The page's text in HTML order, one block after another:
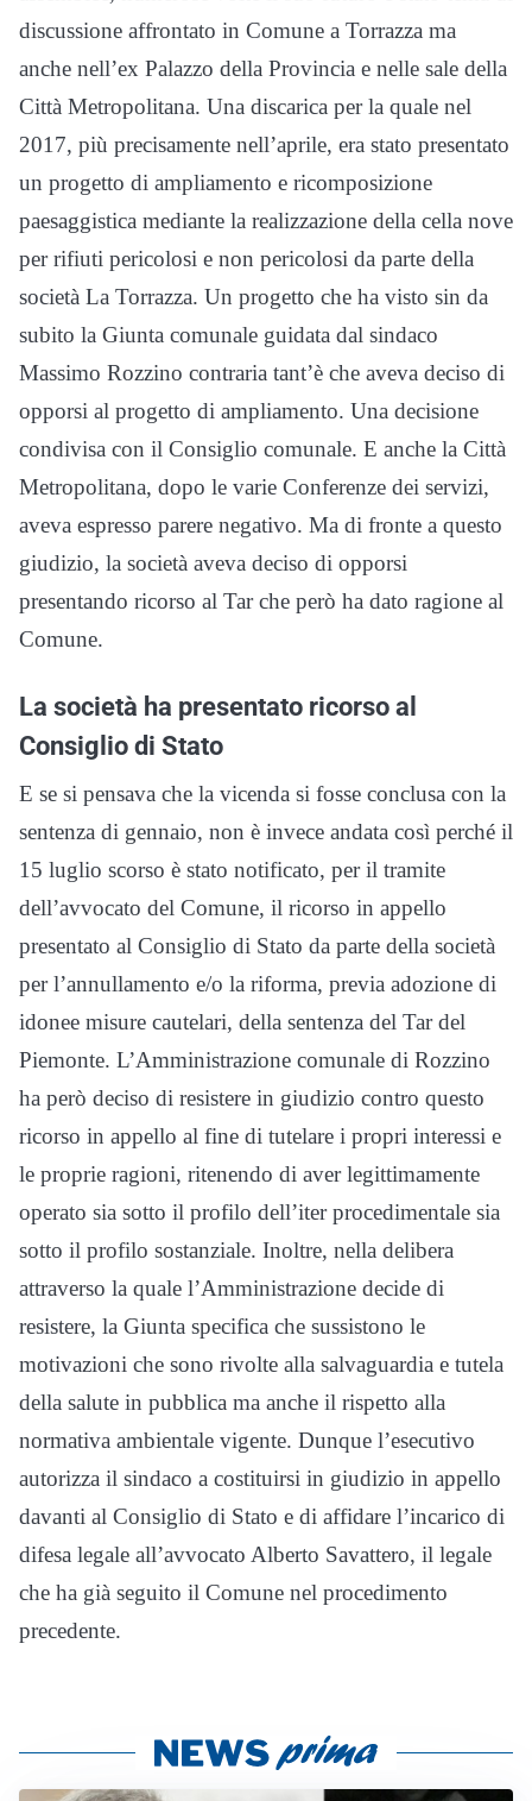
discussione affrontato in Comune a Torrazza ma
anche nell’ex Palazzo della Provincia e nelle sale della
Città Metropolitana. Una discarica per la quale nel
2017, più precisamente nell’aprile, era stato presentato
un progetto di ampliamento e ricomposizione
paesaggistica mediante la realizzazione della cella nove
per rifiuti pericolosi e non pericolosi da parte della
società La Torrazza. Un progetto che ha visto sin da
subito la Giunta comunale guidata dal sindaco
Massimo Rozzino contraria tant’è che aveva deciso di
opporsi al progetto di ampliamento. Una decisione
condivisa con il Consiglio comunale. E anche la Città
Metropolitana, dopo le varie Conferenze dei servizi,
aveva espresso parere negativo. Ma di fronte a questo
giudizio, la società aveva deciso di opporsi
presentando ricorso al Tar che però ha dato ragione al
Comune.
La società ha presentato ricorso al
Consiglio di Stato
E se si pensava che la vicenda si fosse conclusa con la
sentenza di gennaio, non è invece andata così perché il
15 luglio scorso è stato notificato, per il tramite
dell’avvocato del Comune, il ricorso in appello
presentato al Consiglio di Stato da parte della società
per l’annullamento e/o la riforma, previa adozione di
idonee misure cautelari, della sentenza del Tar del
Piemonte. L’Amministrazione comunale di Rozzino
ha però deciso di resistere in giudizio contro questo
ricorso in appello al fine di tutelare i propri interessi e
le proprie ragioni, ritenendo di aver legittimamente
operato sia sotto il profilo dell’iter procedimentale sia
sotto il profilo sostanziale. Inoltre, nella delibera
attraverso la quale l’Amministrazione decide di
resistere, la Giunta specifica che sussistono le
motivazioni che sono rivolte alla salvaguardia e tutela
della salute in pubblica ma anche il rispetto alla
normativa ambientale vigente. Dunque l’esecutivo
autorizza il sindaco a costituirsi in giudizio in appello
davanti al Consiglio di Stato e di affidare l’incarico di
difesa legale all’avvocato Alberto Savattero, il legale
che ha già seguito il Comune nel procedimento
precedente.